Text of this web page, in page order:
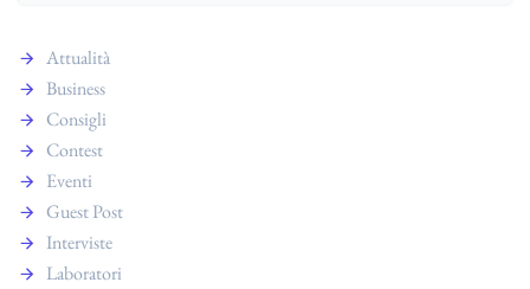
Attualità
Business
Consigli
Contest
Eventi
Guest Post
Interviste
Laboratori